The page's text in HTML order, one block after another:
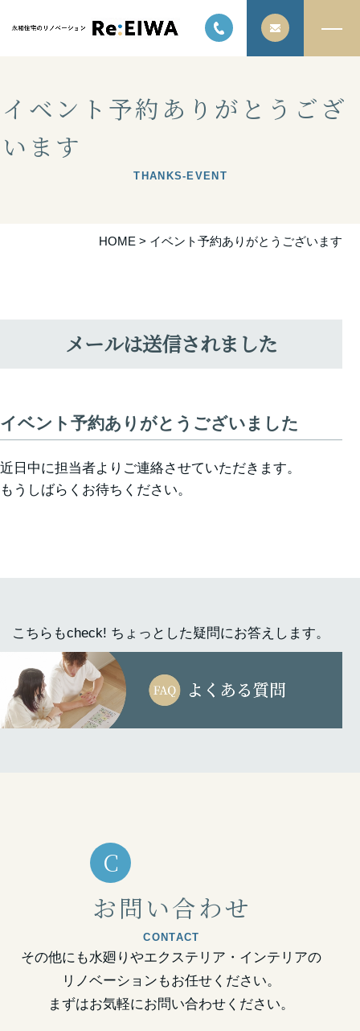
イベント予約ありがとうござ
います
THANKS-EVENT
HOME > イベント予約ありがとうございます
メールは送信されました
イベント予約ありがとうございました
近日中に担当者よりご連絡させていただきます。
もうしばらくお待ちください。
こちらもcheck! ちょっとした疑問にお答えします。
C
お問い合わせ
CONTACT
その他にも水廻りやエクステリア・インテリアの
リノベーションもお任せください。
まずはお気軽にお問い合わせください。